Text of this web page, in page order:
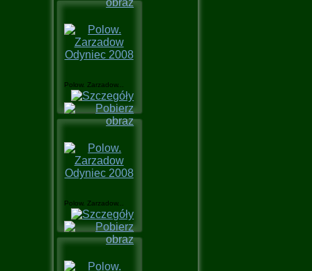
Polow. Zarzadow...
Polow. Zarzadow...